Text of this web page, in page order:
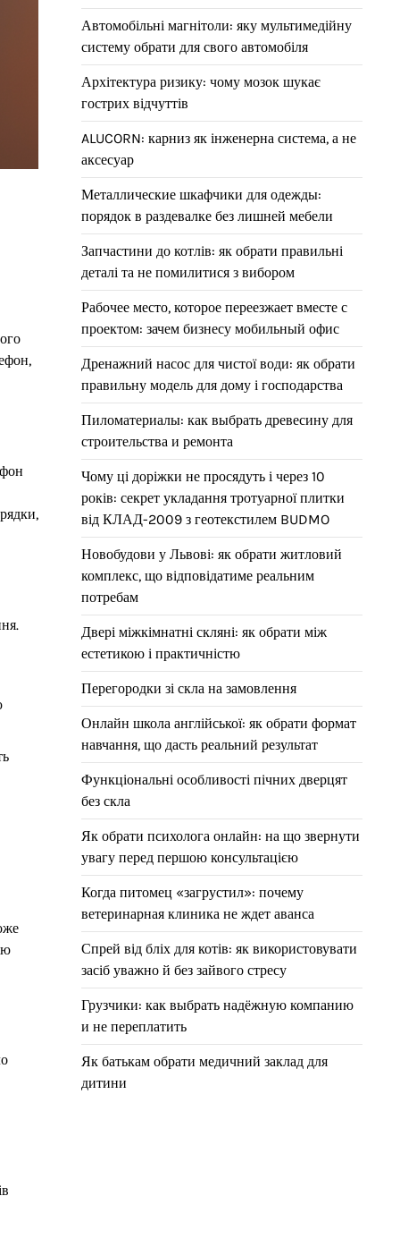
Автомобільні магнітоли: яку мультимедійну
систему обрати для свого автомобіля
Архітектура ризику: чому мозок шукає
гострих відчуттів
ALUCORN: карниз як інженерна система, а не
аксесуар
Металлические шкафчики для одежды:
порядок в раздевалке без лишней мебели
Запчастини до котлів: як обрати правильні
деталі та не помилитися з вибором
Рабочее место, которое переезжает вместе с
проектом: зачем бизнесу мобильный офис
Дренажний насос для чистої води: як обрати
правильну модель для дому і господарства
Пиломатериалы: как выбрать древесину для
строительства и ремонта
Чому ці доріжки не просядуть і через 10
років: секрет укладання тротуарної плитки
від КЛАД-2009 з геотекстилем BUDMO
Новобудови у Львові: як обрати житловий
комплекс, що відповідатиме реальним
потребам
Двері міжкімнатні скляні: як обрати між
естетикою і практичністю
Перегородки зі скла на замовлення
Онлайн школа англійської: як обрати формат
навчання, що дасть реальний результат
Функціональні особливості пічних дверцят
без скла
Як обрати психолога онлайн: на що звернути
увагу перед першою консультацією
Когда питомец «загрустил»: почему
ветеринарная клиника не ждет аванса
Спрей від бліх для котів: як використовувати
засіб уважно й без зайвого стресу
Грузчики: как выбрать надёжную компанию
и не переплатить
Як батькам обрати медичний заклад для
дитини